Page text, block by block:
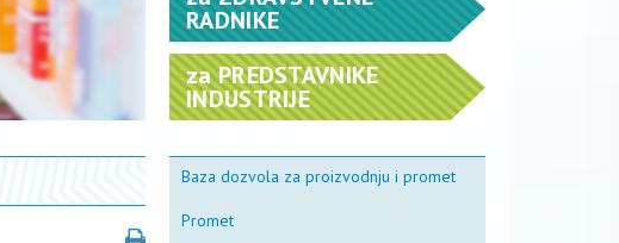
RADNIKE
zaPREDSTAVNIKE
INDUSTRIJE
Baza dozvola za proizvodnju i promet
Promet